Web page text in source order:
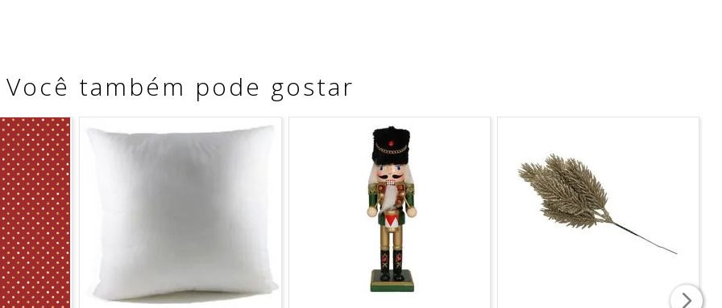
ABRACO PAPAI NOEL 240CM - CHRTMAS & CO é de fácil armazenamento, ocupando pouco espaço quando
Você também pode gostar